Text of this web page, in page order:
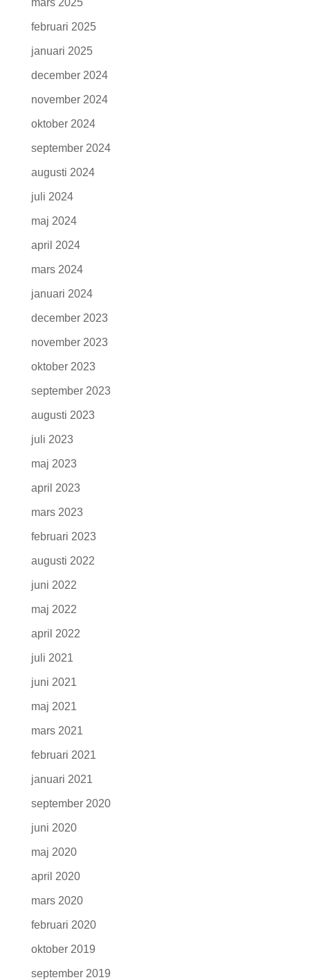
februari 2025
januari 2025
december 2024
november 2024
oktober 2024
september 2024
augusti 2024
juli 2024
maj 2024
april 2024
mars 2024
januari 2024
december 2023
november 2023
oktober 2023
september 2023
augusti 2023
juli 2023
maj 2023
april 2023
mars 2023
februari 2023
augusti 2022
juni 2022
maj 2022
april 2022
juli 2021
juni 2021
maj 2021
mars 2021
februari 2021
januari 2021
september 2020
juni 2020
maj 2020
april 2020
mars 2020
februari 2020
oktober 2019
september 2019